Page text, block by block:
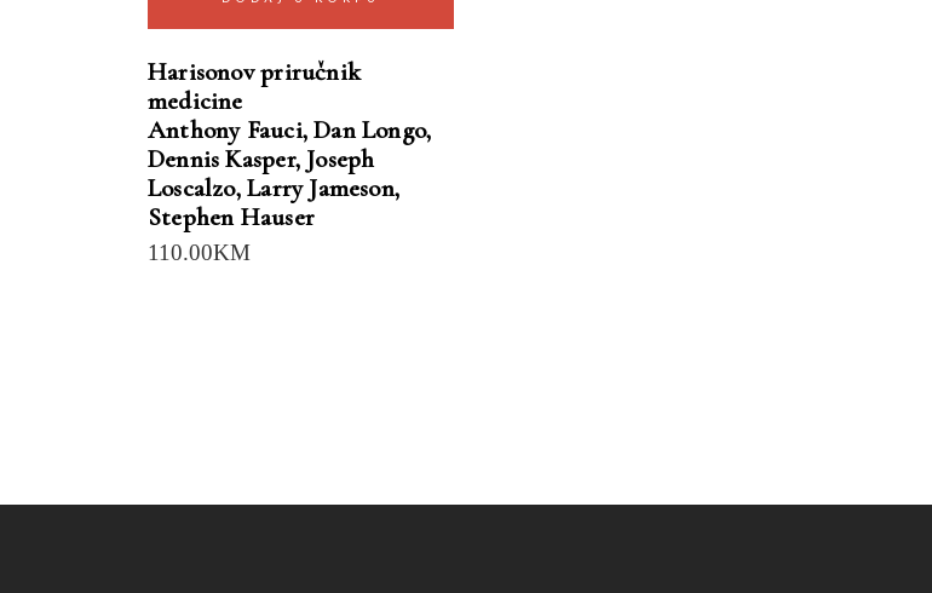
Harisonov priručnik
medicine
Anthony Fauci,Dan Longo,
Dennis Kasper, Joseph
Loscalzo,Larry Jameson,
Stephen Hauser
110.00KM